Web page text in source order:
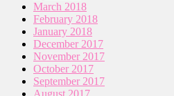
March 2018
February 2018
January 2018
December 2017
November 2017
October 2017
September 2017